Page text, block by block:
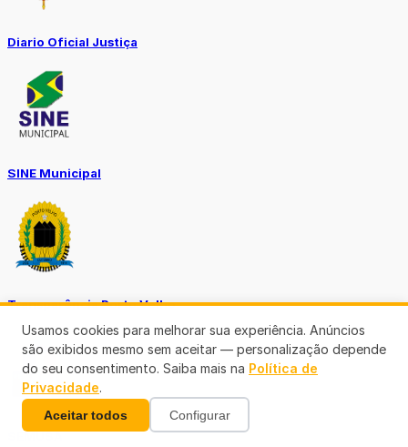
Diario Oficial Justiça
SINE Municipal
Transparência Porto Velho
SEMUSA
Usamos cookies para melhorar sua experiência. Anúncios
são exibidos mesmo sem aceitar — personalização depende
do seu consentimento. Saiba mais na Política de
Privacidade.
Aceitar todos Configurar